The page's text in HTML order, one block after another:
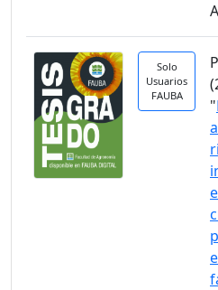
Solo
Usuarios
FAUBA
"